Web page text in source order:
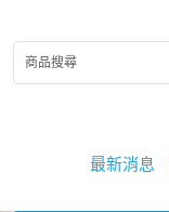
最新消息